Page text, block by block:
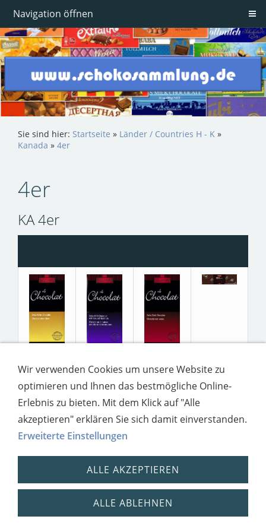
Navigation öffnen
Sie sind hier: Startseite » Länder / Countries H - K »
Kanada » 4er
4er
KA 4er
Impressum Datenschutz
Wir verwenden Cookies um unsere Website zu
optimieren und Ihnen das bestmögliche Online-
Erlebnis zu bieten. Mit dem Klick auf "Alle
akzeptieren" erklären Sie sich damit einverstanden.
Erweiterte Einstellungen
ALLE AKZEPTIEREN
ALLE ABLEHNEN